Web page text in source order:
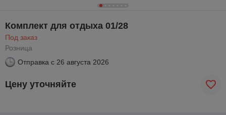
Комплект для отдыха 01/28
Под заказ
Розница
Отправка с 26 августа 2026
Цену уточняйте